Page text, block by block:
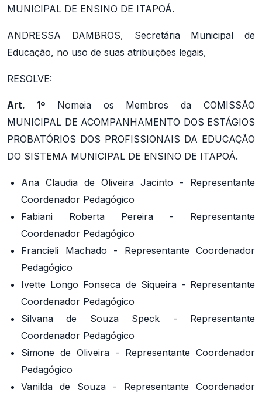
MUNICIPAL DE ENSINO DE ITAPOÁ.
ANDRESSA DAMBROS, Secretária Municipal de
Educação, no uso de suas atribuições legais,
RESOLVE:
Art. 1ºNomeia os Membros da COMISSÃO
MUNICIPAL DE ACOMPANHAMENTO DOS ESTÁGIOS
PROBATÓRIOS DOS PROFISSIONAIS DA EDUCAÇÃO
DO SISTEMA MUNICIPAL DE ENSINO DE ITAPOÁ.
Ana Claudia de Oliveira Jacinto - Representante
Coordenador Pedagógico
Fabiani Roberta Pereira - Representante
Coordenador Pedagógico
Francieli Machado - Representante Coordenador
Pedagógico
Ivette Longo Fonseca de Siqueira - Representante
Coordenador Pedagógico
Silvana de Souza Speck - Representante
Coordenador Pedagógico
Simone de Oliveira - Representante Coordenador
Pedagógico
Vanilda de Souza - Representante Coordenador